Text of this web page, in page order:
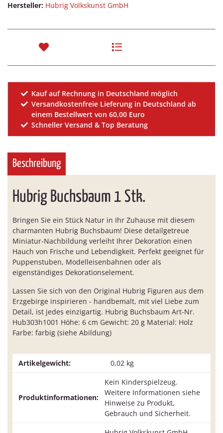
Hersteller: Hubrig Volkskunst GmbH
Kauf auf Rechnung in Deutschland möglich
Versandkostenfreie Lieferung in Deutschland ab
einem Bestellwert von 60,00 Euro
Schneller Versand & Top Beratung
Beschreibung
Hubrig Buchsbaum 1 Stk.
Bringen Sie ein Stück Natur in Ihr Zuhause mit diesem
charmanten Hubrig Buchsbaum! Diese detailgetreue
Miniatur-Nachbildung verleiht Ihrer Dekoration einen
Hauch von Frische und Lebendigkeit. Perfekt geeignet für
Puppenstuben, Modelleisenbahnen oder als
eigenständiges Dekorationselement.
Lassen Sie sich von den Original Hubrig Figuren aus dem
Erzgebirge inspirieren - handbemalt, mit viel Liebe zum
Detail, ist jedes einzigartig. Hubrig Buchsbaum Art-Nr.
Hub303h1001 Höhe: 6 cm Gewicht: 20 g Material: Holz
Farbe: farbig (siehe Abildung)
Artikelgewicht: 0,02 kg
Produktinformationen:
Kein Kinderspielzeug.
Weitere Informationen siehe
Hinweise zu Produkt,
Gebrauch und Sicherheit.